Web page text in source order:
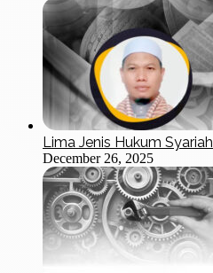
Lima Jenis Hukum Syariah
December 26, 2025